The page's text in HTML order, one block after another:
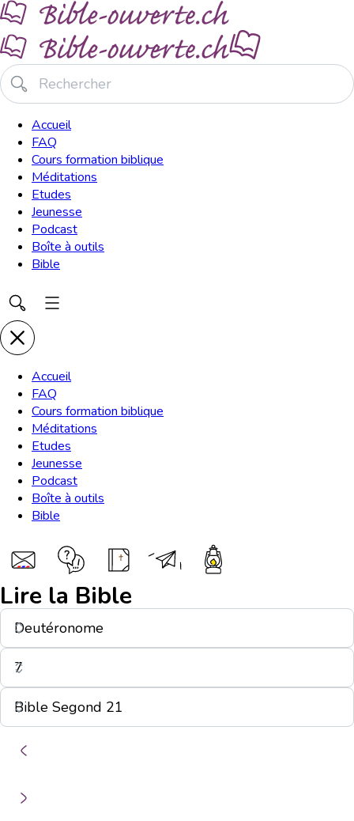
Accueil
FAQ
Cours formation biblique
Méditations
Etudes
Jeunesse
Podcast
Boîte à outils
Bible
Accueil
FAQ
Cours formation biblique
Méditations
Etudes
Jeunesse
Podcast
Boîte à outils
Bible
Lire la Bible